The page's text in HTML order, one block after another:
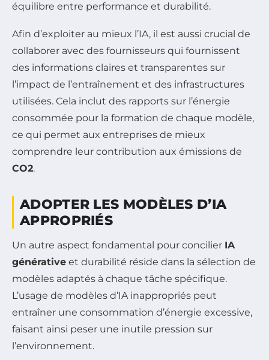
équilibre entre performance et durabilité.
Afin d’exploiter au mieux l’IA, il est aussi crucial de
collaborer avec des fournisseurs qui fournissent
des informations claires et transparentes sur
l’impact de l’entraînement et des infrastructures
utilisées. Cela inclut des rapports sur l’énergie
consommée pour la formation de chaque modèle,
ce qui permet aux entreprises de mieux
comprendre leur contribution aux émissions de
CO2.
ADOPTER LES MODÈLES D’IA
APPROPRIÉS
Un autre aspect fondamental pour concilier IA
générative et durabilité réside dans la sélection de
modèles adaptés à chaque tâche spécifique.
L’usage de modèles d’IA inappropriés peut
entraîner une consommation d’énergie excessive,
faisant ainsi peser une inutile pression sur
l’environnement.